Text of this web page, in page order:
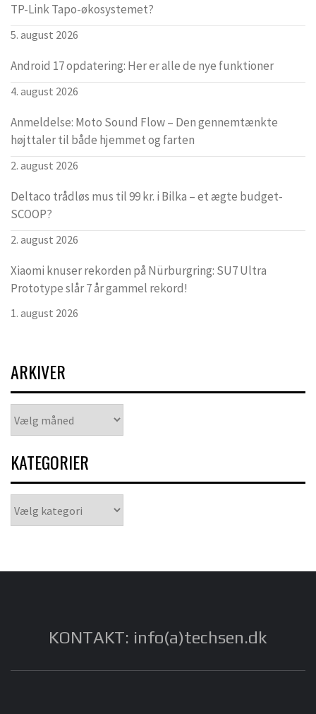
TP-Link Tapo-økosystemet?
5. august 2026
Android 17 opdatering: Her er alle de nye funktioner
4. august 2026
Anmeldelse: Moto Sound Flow – Den gennemtænkte
højttaler til både hjemmet og farten
2. august 2026
Deltaco trådløs mus til 99 kr. i Bilka – et ægte budget-
SCOOP?
2. august 2026
Xiaomi knuser rekorden på Nürburgring: SU7 Ultra
Prototype slår 7 år gammel rekord!
1. august 2026
ARKIVER
KATEGORIER
KONTAKT: info(a)techsen.dk